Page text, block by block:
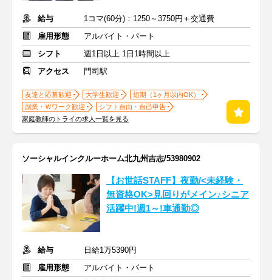
給与
1コマ(60分)：1250～3750円＋交通費
雇用形態
アルバイト・パート
シフト
週1日以上 1日1時間以上
アクセス
門司駅
友達と応募歓迎 大学生歓迎
短期（1ヶ月以内OK）
副業・Ｗワーク歓迎
シフト自由・自己申告
家庭教師のトライの求人一覧を見る
ソーシャルインクルーホーム北九州吉志/53980902
【お世話STAFF】夜勤/<未経験・
無資格OK>見回りがメイン♪シニア
活躍中!週1～!車通勤◎
給与
日給1万5390円
雇用形態
アルバイト・パート